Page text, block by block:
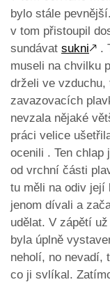
bylo stále
v tom přistoupil
sundávat sukni🡕 .
museli na chvilku
drželi ve
zavazovacích
nevzala nějaké
práci velice
ocenili . Ten chlap
od vrchní části
tu měli na odiv její
jenom dívali a
udělat. V zápětí
byla úplně
neholí, no nevadí,
co ji svlíkal.